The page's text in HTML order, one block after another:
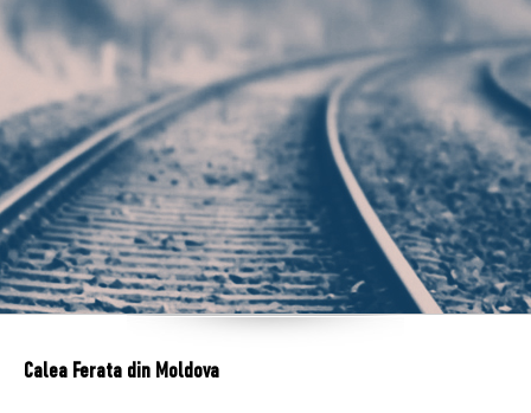
Calea Ferata din Moldova